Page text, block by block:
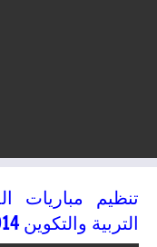
تنظيم مباريات
التربية والتكوين 2014